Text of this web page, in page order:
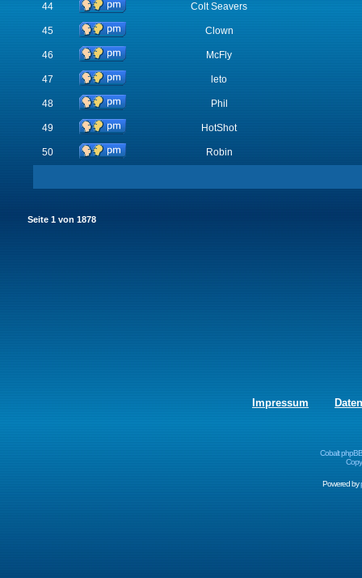
44 Colt Seavers
45 Clown
46 McFly
47 leto
48 Phil
49 HotShot
50 Robin
Seite 1 von 1878
Impressum
Cobalt
Powered by